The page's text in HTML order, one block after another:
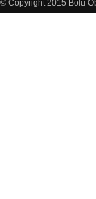
© Copyright 2015 Bolu